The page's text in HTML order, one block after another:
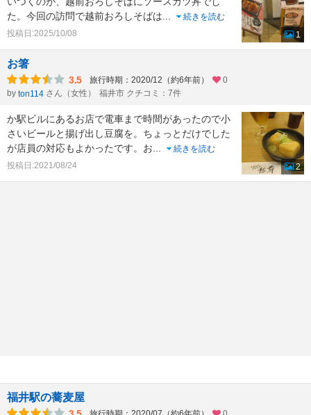
た。今回の訪問で越前おろしそばは...
続きを読む
投稿日:2025/10/08
1
お箸
3.5 旅行時期：2020/12（約6年前）
0
by ton114 さん（女性） 福井市 クチコミ：7件
か駅ビルにあるお店で電車まで時間があったので小
さいビールと揚げ出し豆腐を。ちょっとだけでした
が店員の対応もよかったです。お...
続きを読む
投稿日:2021/08/24
2
福井駅の蕎麦屋